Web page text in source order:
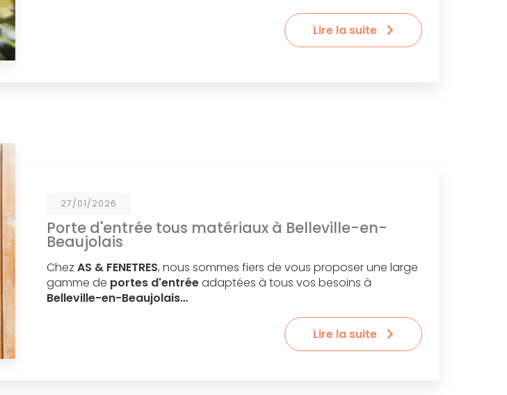
Lire la suite
27/01/2026
Porte d'entrée tous matériaux à Belleville-en-
Beaujolais
Chez AS & FENETRES, nous sommes fiers de vous proposer une large
gamme de portes d'entréeadaptées à tous vos besoins à
Belleville-en-Beaujolais…
Lire la suite